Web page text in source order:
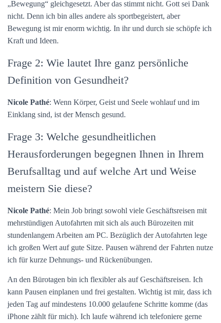
„Bewegung“ gleichgesetzt. Aber das stimmt nicht. Gott sei Dank
nicht. Denn ich bin alles andere als sportbegeistert, aber
Bewegung ist mir enorm wichtig. In ihr und durch sie schöpfe ich
Kraft und Ideen.
Frage 2: Wie lautet Ihre ganz persönliche
Definition von Gesundheit?
Nicole Pathé: Wenn Körper, Geist und Seele wohlauf und im
Einklang sind, ist der Mensch gesund.
Frage 3: Welche gesundheitlichen
Herausforderungen begegnen Ihnen in Ihrem
Berufsalltag und auf welche Art und Weise
meistern Sie diese?
Nicole Pathé: Mein Job bringt sowohl viele Geschäftsreisen mit
mehrstündigen Autofahrten mit sich als auch Bürozeiten mit
stundenlangem Arbeiten am PC. Bezüglich der Autofahrten lege
ich großen Wert auf gute Sitze. Pausen während der Fahrten nutze
ich für kurze Dehnungs- und Rückenübungen.
An den Bürotagen bin ich flexibler als auf Geschäftsreisen. Ich
kann Pausen einplanen und frei gestalten. Wichtig ist mir, dass ich
jeden Tag auf mindestens 10.000 gelaufene Schritte komme (das
iPhone zählt für mich). Ich laufe während ich telefoniere gerne